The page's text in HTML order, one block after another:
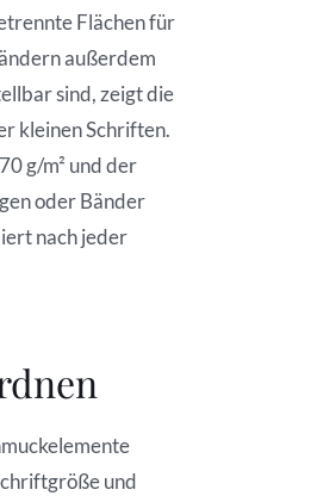
Flächen für
außerdem
sind, zeigt die
kleinen Schriften.
g/m² und der
oder Bänder
nach jeder
und